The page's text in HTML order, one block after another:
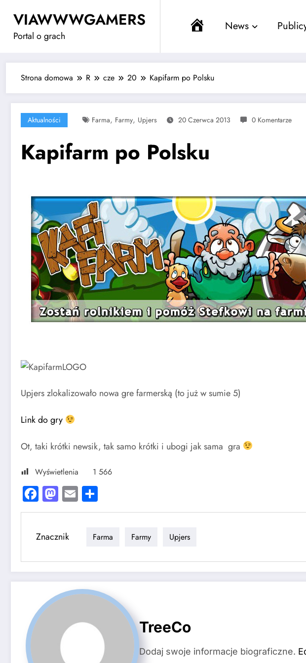
treści
VIAWWWGAMERS
Portal o grach
MenuNews
Strona domowa R cze 20 Kapifarm po Polsku
Aktualności Farma, Farmy, Upjers 20 Czerwca 2013 0 Komentarze
Kapifarm po Polsku
Upjers zlokalizowało nowa gre farmerską (to już w sumie 5)
Link do gry
Ot, taki krótki newsik, tak samo krótki i ubogi jak sama gra
Wyświetlenia 1 566
Facebook
Mastodon
Email
Znacznik Farma Farmy Upjers
TreeCo
Dodaj swoje informacje biograficzne.